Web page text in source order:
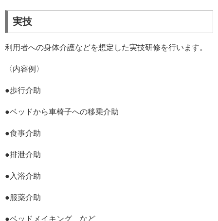
実技
利用者への身体介護などを想定した実技研修を行います。
〈内容例〉
●歩行介助
●ベッドから車椅子への移乗介助
●食事介助
●排泄介助
●入浴介助
●服薬介助
●ベッドメイキング など